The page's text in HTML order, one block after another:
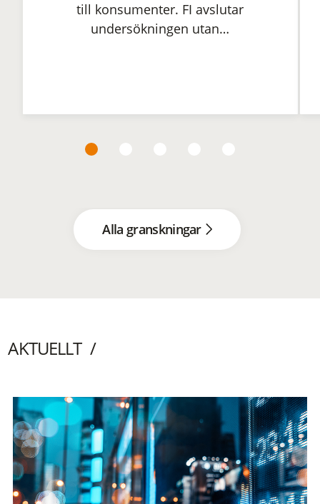
till konsumenter. FI avslutar
undersökningen utan…
Alla granskningar
AKTUELLT